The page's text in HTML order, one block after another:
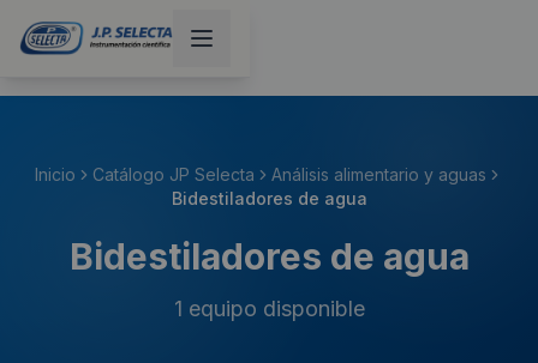
Inicio Catálogo JP Selecta
Análisis alimentario y aguas
Bidestiladores de agua
Bidestiladores de agua
1 equipo disponible